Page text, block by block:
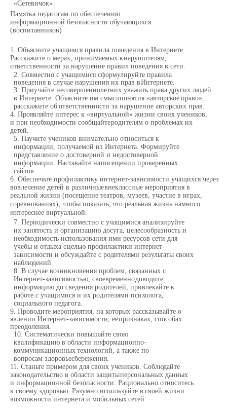
«Сетевичок»
Памятка педагогам по обеспечению
информационной безопасности обучающихся
(воспитанников)
1. Объясните учащимся правила поведения в Интернете.
Расскажите о мерах, принимаемых кнарушителям,
ответственности за нарушение правил поведения в сети.
2. Совместно с учащимися сформулируйте правила
поведения в случае нарушения их прав вИнтернете.
3. Приучайте несовершеннолетних уважать права других людей
в Интернете. Объясните им смыслпонятия «авторское право»,
расскажите об ответственности за нарушение авторских прав.
4. Проявляйте интерес к «виртуальной» жизни своих учеников,
и при необходимости сообщайтеродителям о проблемах их
детей.
5. Научите учеников внимательно относиться к
информации, получаемой из Интернета. Формируйте
представление о достоверной и недостоверной
информации. Наставайте напосещении проверенных
сайтов.
6. Обеспечьте профилактику интернет-зависимости учащихся через
вовлечение детей в различныевнеклассные мероприятия в
реальной жизни (посещение театров, музеев, участие в играх,
соревнованиях), чтобы показать, что реальная жизнь намного
интереснее виртуальной.
7. Периодически совместно с учащимися анализируйте
их занятость и организацию досуга, целесообразность и
необходимость использования ими ресурсов сети для
учебы и отдыха сцелью профилактики интернет-
зависимости и обсуждайте с родителями результаты своих
наблюдений.
8. В случае возникновения проблем, связанных с
Интернет-зависимостью, своевременнодоводите
информацию до сведения родителей, привлекайте к
работе с учащимися и их родителями психолога,
социального педагога.
9. Проводите мероприятия, на которых рассказывайте о
явлении Интернет-зависимости, еепризнаках, способах
преодоления.
10. Систематически повышайте свою
квалификацию в области информационно-
коммуникационных технологий, а также по
вопросам здоровьесбережения.
11.
Станьте примером для своих учеников. Соблюдайте
законодательство в области защитыперсональных данных
и информационной безопасности. Рационально относитесь
к своему здоровью. Разумно используйте в своей жизни
возможности интернета и мобильных сетей.